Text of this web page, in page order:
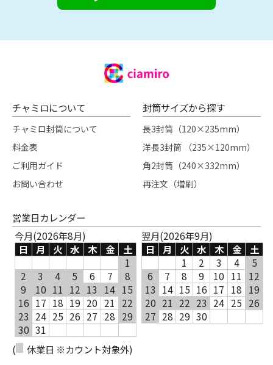
チャミロについて
チャミロ封筒について
料金表
ご利用ガイド
お問い合わせ
封筒サイズから探す
長3封筒（120×235mm）
洋長3封筒 （235×120mm）
角2封筒（240×332mm）
再注文（増刷）
営業日カレンダー
今月(2026年8月)
日
月 火 水 木 金
土
1
2
3 4 5 6 7
8
9
10 11 12 13 14 15
16 17 18 19 20 21
22
23 24 25 26 27 28 29
30 31
翌月(2026年9月)
日
月 火 水 木 金
土
1
2 3 4
5
6
7 8 9 10 11
12
13 14 15 16 17 18 19
20 21 22 23 24 25 26
27 28 29 30
( 休業日 ※カウント対象外)